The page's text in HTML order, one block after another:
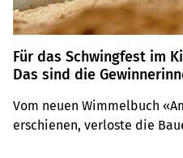
Für das Schwingfest im
Das sind die
Vom neuen Wimmelbuch
erschienen, verloste die